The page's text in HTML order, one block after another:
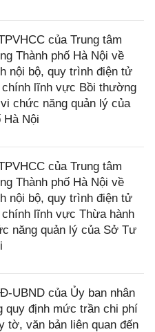
của Trung tâm
Thành phố Hà Nội về
nội bộ, quy trình điện tử
lĩnh vực Bồi thường
chức năng quản lý của
Hà Nội
của Trung tâm
Thành phố Hà Nội về
nội bộ, quy trình điện tử
lĩnh vực Thừa hành
năng quản lý của Sở Tư
UBND của Ủy ban nhân
quy định mức trần chi phí
tờ, văn bản liên quan đến